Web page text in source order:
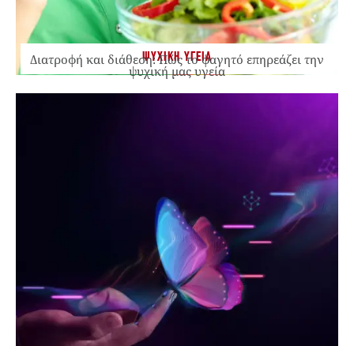
ΨΥΧΙΚΗ ΥΓΕΙΑ
Διατροφή και διάθεση: Πώς το φαγητό επηρεάζει την
ψυχική μας υγεία